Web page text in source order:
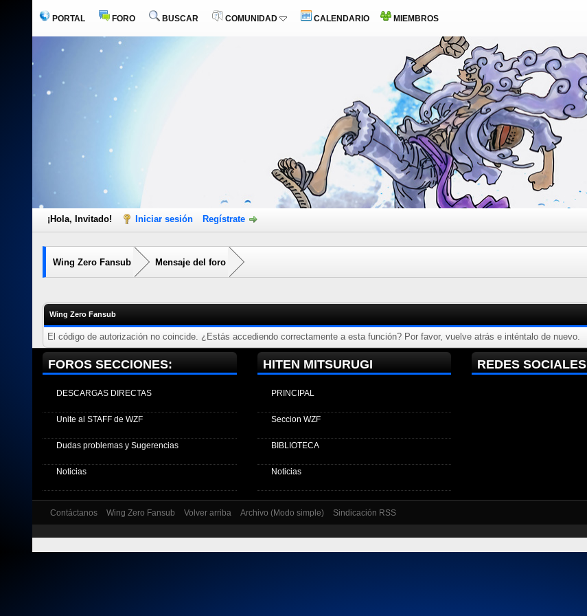
PORTAL FORO BUSCAR COMUNIDAD CALENDARIO MIEMBROS
¡Hola, Invitado! Iniciar sesión Regístrate
Wing Zero Fansub Mensaje del foro
Wing Zero Fansub
El código de autorización no coincide. ¿Estás accediendo correctamente a esta función? Por favor, vuelve atrás e inténtalo de nuevo.
FOROS SECCIONES:
DESCARGAS DIRECTAS
Unite al STAFF de WZF
Dudas problemas y Sugerencias
Noticias
HITEN MITSURUGI
PRINCIPAL
Seccion WZF
BIBLIOTECA
Noticias
REDES SOCIALES
Contáctanos Wing Zero Fansub Volver arriba Archivo (Modo simple) Sindicación RSS